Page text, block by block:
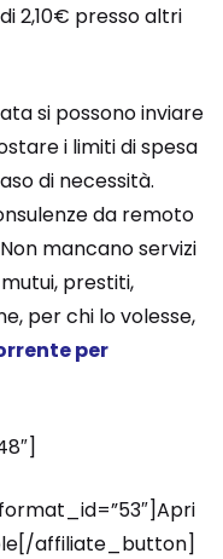
2,10€ presso altri
si possono inviare
i limiti di spesa
di necessità.
da remoto
mancano servizi
prestiti,
per chi lo volesse,
per
affiliate_button]